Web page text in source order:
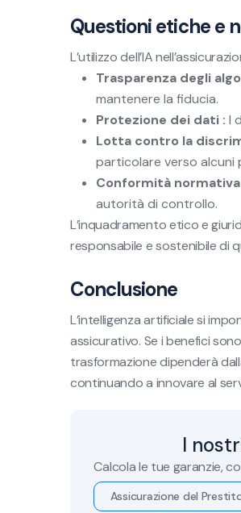
Questioni etiche e
L’utilizzo dell’IA
Trasparenza degli
mantenere la fiducia.
Protezione dei dati : I
Lotta contro la
particolare verso alcuni
Conformità normativa
autorità di controllo.
L’inquadramento etico e
responsabile e sostenibile di
Conclusione
L’intelligenza artificiale si
assicurativo. Se i benefici
trasformazione dipenderà
continuando a innovare al
I
Calcola le tue garanzie,
Assicurazione del